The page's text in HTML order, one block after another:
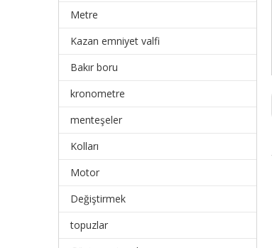
Metre
Kazan emniyet valfi
Bakır boru
kronometre
menteşeler
Kolları
Motor
Değiştirmek
topuzlar